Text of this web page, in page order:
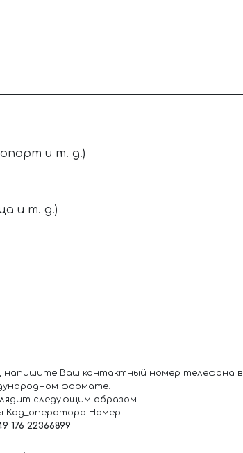
и т. д.)
и т. д.)
напишите Ваш контактный номер телефона в
формате.
следующим образом:
Код_оператора Номер
176 22366899